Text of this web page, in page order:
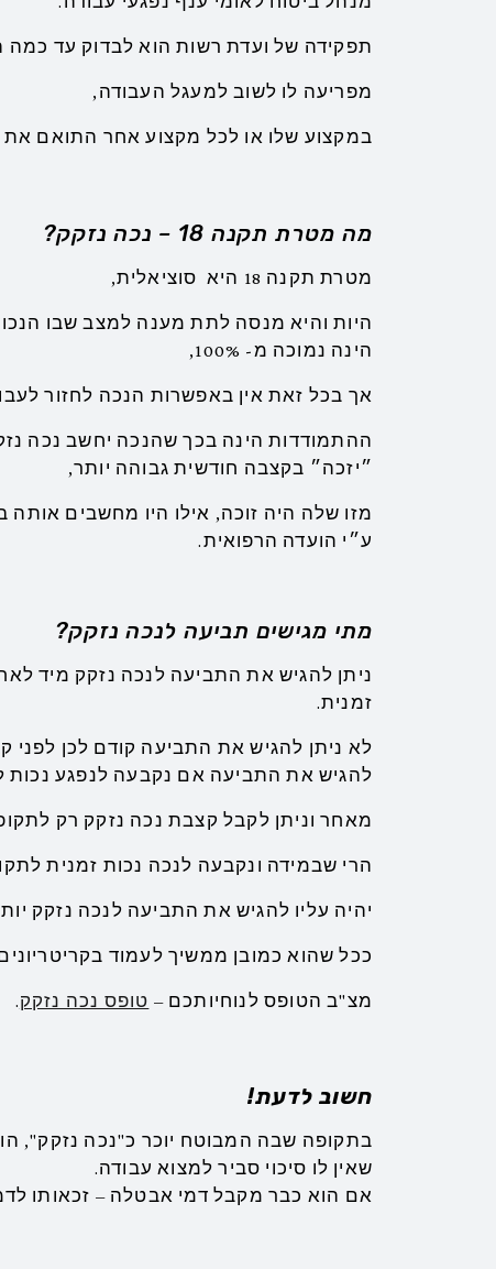
תפקידה של ועדת רשות הוא לבדוק עד כמה
מפריעה לו לשוב למעגל העבודה,
במקצוע שלו או לכל מקצוע אחר התואם את
מה מטרת תקנה 18 – נכה נזקק?
מטרת תקנה 18 היא סוציאלית,
היות והיא מנסה לתת מענה למצב שבו
הינה נמוכה מ- 100%,
אך בכל זאת אין באפשרות הנכה לחזור
״יזכה״ בקצבה חודשית גבוהה יותר,
מזו שלה היה זוכה, אילו היו מחשבים
ע״י הועדה הרפואית.
מתי מגישים תביעה לנכה נזקק?
ניתן להגיש את התביעה לנכה נזקק מיד
זמנית.
לא ניתן להגיש את התביעה קודם לכן לפני
להגיש את התביעה אם נקבעה לנפגע נכות
מאחר וניתן לקבל קצבת נכה נזקק רק לתקופה של 4
הרי שבמידה ונקבעה לנכה נכות זמנית לתקופה
יהיה עליו להגיש את התביעה לנכה נזקק
ככל שהוא כמובן ממשיך לעמוד
מצ"ב הטופס לנוחיותכם – טופס נכה נזקק.
חשוב לדעת!
בתקופה שבה המבוטח יוכר כ"נכה נזקק",
שאין לו סיכוי סביר למצוא עבודה.
אם הוא כבר מקבל דמי אבטלה – זכאותו